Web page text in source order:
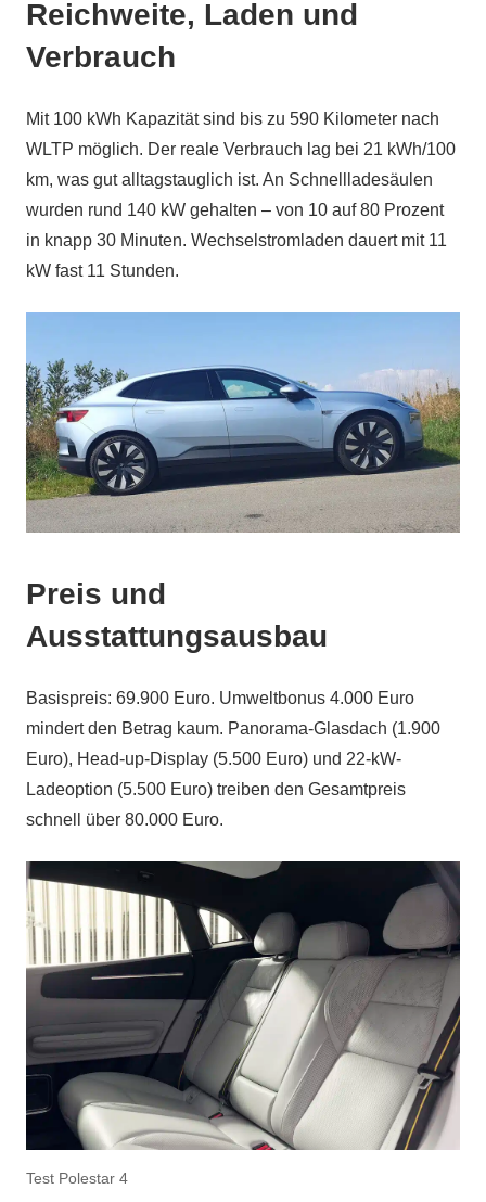
Reichweite, Laden und
Verbrauch
Mit 100 kWh Kapazität sind bis zu 590 Kilometer nach
WLTP möglich. Der reale Verbrauch lag bei 21 kWh/100
km, was gut alltagstauglich ist. An Schnellladesäulen
wurden rund 140 kW gehalten – von 10 auf 80 Prozent
in knapp 30 Minuten. Wechselstromladen dauert mit 11
kW fast 11 Stunden.
Preis und
Ausstattungsausbau
Basispreis: 69.900 Euro. Umweltbonus 4.000 Euro
mindert den Betrag kaum. Panorama-Glasdach (1.900
Euro), Head-up-Display (5.500 Euro) und 22-kW-
Ladeoption (5.500 Euro) treiben den Gesamtpreis
schnell über 80.000 Euro.
Test Polestar 4